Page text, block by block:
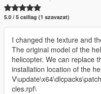
5.0 / 5 csillag (1 szavazat)
I changed the texture and
The original model of the
helicopter. We can replace
installation location of the
cles.rpf\